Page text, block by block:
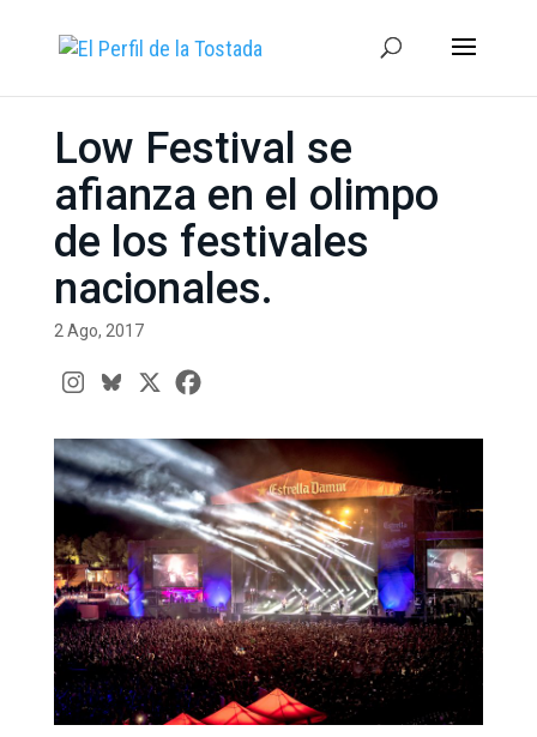
Low Festival se
afianza en el olimpo
de los festivales
nacionales.
2 Ago, 2017